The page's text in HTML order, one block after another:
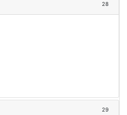
28
29